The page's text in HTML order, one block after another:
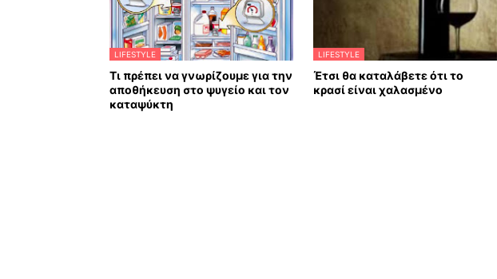
LIFESTYLE
Τι πρέπει να γνωρίζουμε για την
αποθήκευση στο ψυγείο και τον
καταψύκτη
LIFESTYLE
Έτσι θα καταλάβετε ότι το
κρασί είναι χαλασμένο